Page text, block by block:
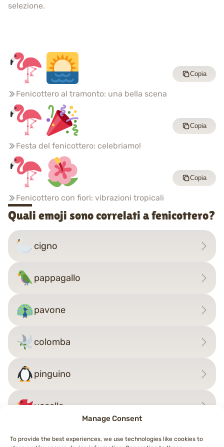
Manage Consent
To provide the best experiences, we use technologies like cookies to
selezione.
Fenicottero al tramonto: una bella scena
Copia
Festa del fenicottero: celebriamo!
Copia
Fenicottero con fiori: vibrazioni tropicali
Copia
Quali emoji sono correlati a fenicottero?
cigno
pappagallo
pavone
colomba
pinguino
uccello